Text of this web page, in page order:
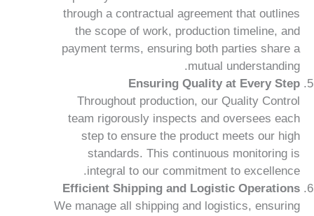
through a contractual agreement that outlines
the scope of work, production timeline, and
payment terms, ensuring both parties share a
mutual understanding.
Ensuring Quality at Every Step
Throughout production, our Quality Control
team rigorously inspects and oversees each
step to ensure the product meets our high
standards. This continuous monitoring is
integral to our commitment to excellence.
Efficient Shipping and Logistic Operations
We manage all shipping and logistics, ensuring